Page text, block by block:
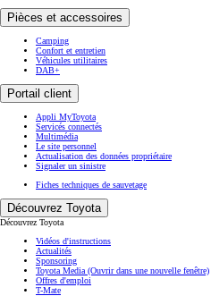
Pièces et accessoires
Camping
Confort et entretien
Véhicules utilitaires
DAB+
Portail client
Appli MyToyota
Servicés connectés
Multimédia
Le site personnel
Actualisation des données propriétaire
Signaler un sinistre
Fiches techniques de sauvetage
Découvrez Toyota
Découvrez Toyota
Vidéos d'instructions
Actualités
Sponsoring
Toyota Media (Ouvrir dans une nouvelle fenêtre)
Offres d'emploi
T-Mate